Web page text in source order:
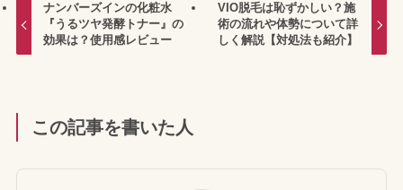
ナンバーズインの化粧水
『うるツヤ発酵トナー』の
効果は？使用感レビュー
VIO脱毛は恥ずかしい？施
術の流れや体勢について詳
しく解説【対処法も紹介】
この記事を書いた人